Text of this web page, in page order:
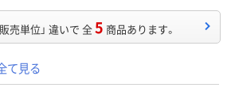
販売単位」 違いで 全5 商品あります。
て見る